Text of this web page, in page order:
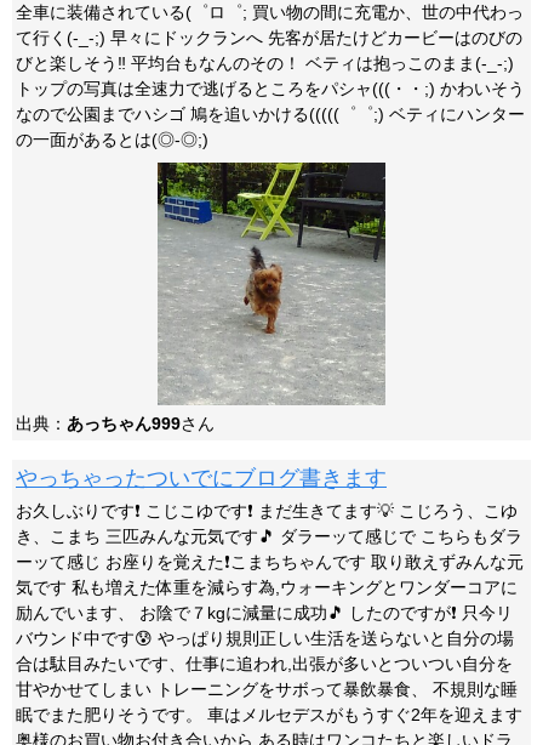
全車に装備されている(゜ロ゜; 買い物の間に充電か、世の中代わっ
て行く(-_-;) 早々にドックランへ 先客が居たけどカービーはのびの
びと楽しそう‼ 平均台もなんのその！ ベティは抱っこのまま(-_-;)
トップの写真は全速力で逃げるところをパシャ(((・・;) かわいそう
なので公園までハシゴ 鳩を追いかける(((((゜゜;) ベティにハンター
の一面があるとは(◎-◎;)
出典： あっちゃん999さん
やっちゃったついでにブログ書きます
お久しぶりです❗ こじこゆです❗ まだ生きてます💡 こじろう、こゆ
き、こまち 三匹みんな元気です🎵 ダラーッて感じで こちらもダラ
ーッて感じ お座りを覚えた❗こまちちゃんです 取り敢えずみんな元
気です 私も増えた体重を減らす為,ウォーキングとワンダーコアに
励んでいます、 お陰で７kgに減量に成功🎵 したのですが❗ 只今リ
バウンド中です😰 やっぱり規則正しい生活を送らないと自分の場
合は駄目みたいです、仕事に追われ,出張が多いとついつい自分を
甘やかせてしまい トレーニングをサボって暴飲暴食、 不規則な睡
眠でまた肥りそうです。 車はメルセデスがもうすぐ2年を迎えます
奥様のお買い物お付き合いから ある時はワンコたちと楽しいドラ